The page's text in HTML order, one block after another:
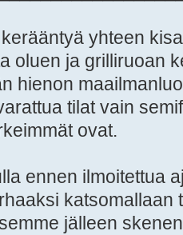
yhteen
oluen ja grilliruoan
hienon
tilat vain
ovat.
ennen ilmoitettua
katsomallaan
jälleen